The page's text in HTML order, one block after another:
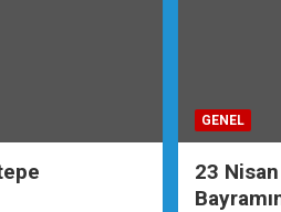
GENEL
23